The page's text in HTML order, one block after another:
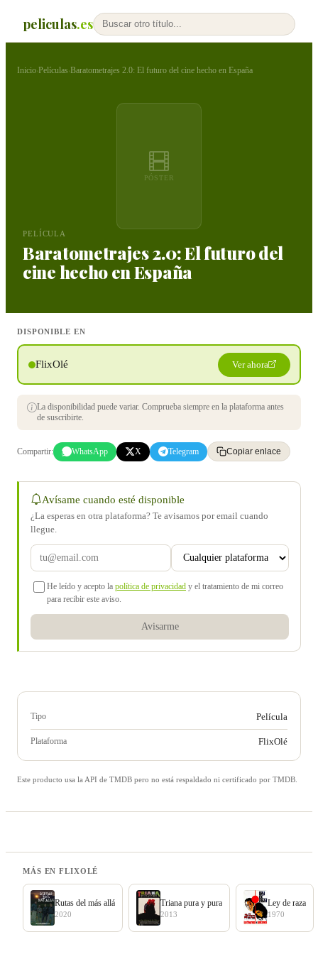
peliculas.es
Inicio›Películas›Baratometrajes 2.0: El futuro del cine hecho en España
PÓSTER
PELÍCULA
Baratometrajes 2.0: El futuro del
cine hecho en España
DISPONIBLE EN
FlixOlé Ver ahora
La disponibilidad puede variar. Comprueba siempre en la plataforma antes
de suscribirte.
Compartir: WhatsApp X Telegram Copiar enlace
Avísame cuando esté disponible
¿La esperas en otra plataforma? Te avisamos por email cuando
llegue.
He leído y acepto la política de privacidad y el tratamiento de mi correo
para recibir este aviso.
Avisarme
Tipo Película
Plataforma FlixOlé
Este producto usa la API de TMDB pero no está respaldado ni certificado por TMDB.
MÁS EN FLIXOLÉ
Rutas del más allá
2020
Triana pura y pura
2013
Ley de raza
1970